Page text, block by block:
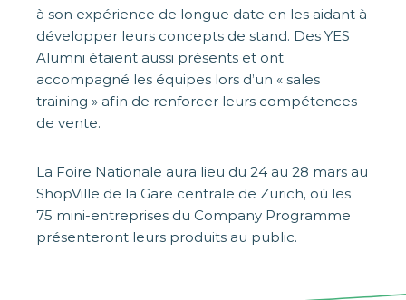
à son expérience de longue date en les aidant à
développer leurs concepts de stand. Des YES
Alumni étaient aussi présents et ont
accompagné les équipes lors d’un « sales
training » afin de renforcer leurs compétences
de vente.
La Foire Nationale aura lieu du 24 au 28 mars au
ShopVille de la Gare centrale de Zurich, où les
75 mini-entreprises du Company Programme
présenteront leurs produits au public.